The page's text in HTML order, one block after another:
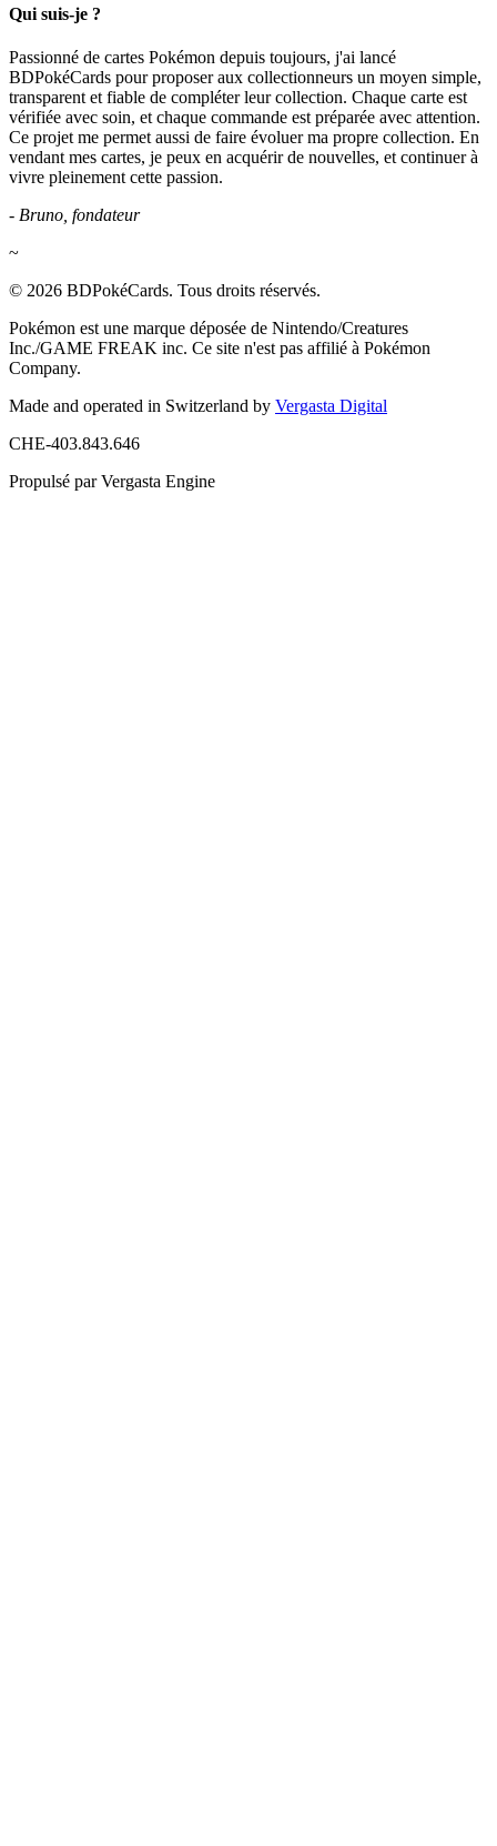
Qui suis-je ?
Passionné de cartes Pokémon depuis toujours, j'ai lancé
BDPokéCards pour proposer aux collectionneurs un moyen simple,
transparent et fiable de compléter leur collection. Chaque carte est
vérifiée avec soin, et chaque commande est préparée avec attention.
Ce projet me permet aussi de faire évoluer ma propre collection. En
vendant mes cartes, je peux en acquérir de nouvelles, et continuer à
vivre pleinement cette passion.
- Bruno, fondateur
~
© 2026 BDPokéCards. Tous droits réservés.
Pokémon est une marque déposée de Nintendo/Creatures
Inc./GAME FREAK inc. Ce site n'est pas affilié à Pokémon
Company.
Made and operated in Switzerland by Vergasta Digital
CHE-403.843.646
Propulsé par Vergasta Engine